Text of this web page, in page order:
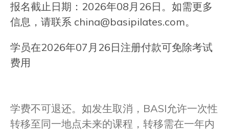
报名截止日期：2026年08月26日。如需更多
信息，请联系 china@basipilates.com。
学员在2026年07月26日注册付款可免除考试
费用
学费不可退还。如发生取消，BASI允许一次性
转移至同一地点未来的课程，转移需在一年内